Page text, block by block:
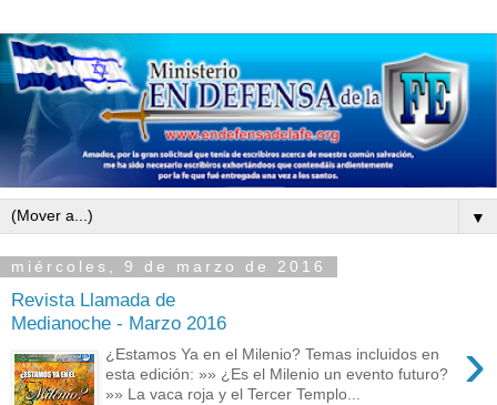
▼
miércoles, 9 de marzo de 2016
Revista Llamada de
Medianoche - Marzo 2016
›
¿Estamos Ya en el Milenio? Temas incluidos en
esta edición: »» ¿Es el Milenio un evento futuro?
»» La vaca roja y el Tercer Templo...